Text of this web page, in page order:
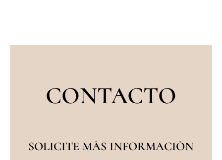
CONTACTO
SOLICITE MÁS INFORMACIÓN